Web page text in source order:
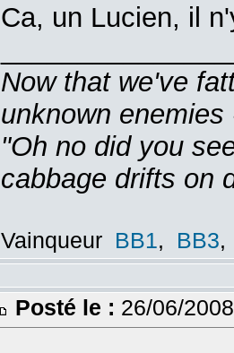
Ca, un Lucien, il
Now that we've
unknown
"Oh no did you
cabbage drifts on
Vainqueur BB1, BB3,
Posté le : 26/06/